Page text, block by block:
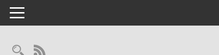
Toggle navigation
Rechercheauswahl
RSS-Feed